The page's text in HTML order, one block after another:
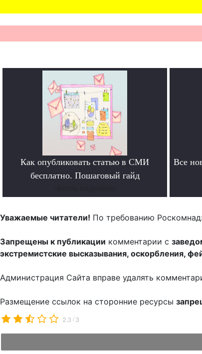
Как опубликовать статью в СМИ
бесплатно. Пошаговый гайд
Все
Уважаемые читатели! По требованию
Запрещены к публикации комментарии с
экстремистские высказывания, оскорбления,
Администрация Сайта вправе удалять
Размещение ссылок на сторонние ресурсы
2.3 /3